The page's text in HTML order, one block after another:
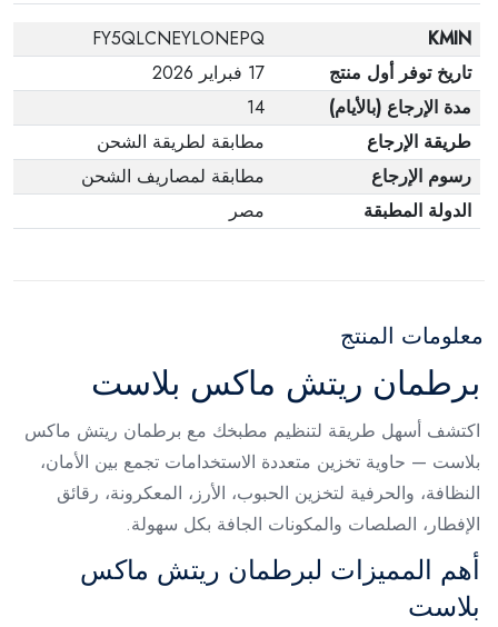
KMIN
FY5QLCNEYLONEPQ
تاريخ توفر أول منتج
17 فبراير 2026
مدة الإرجاع (بالأيام)
14
طريقة الإرجاع
مطابقة لطريقة الشحن
رسوم الإرجاع
مطابقة لمصاريف الشحن
الدولة المطبقة
مصر
معلومات المنتج
برطمان ريتش ماكس بلاست
اكتشف أسهل طريقة لتنظيم مطبخك مع برطمان ريتش ماكس
بلاست — حاوية تخزين متعددة الاستخدامات تجمع بين الأمان،
النظافة، والحرفية لتخزين الحبوب، الأرز، المعكرونة، رقائق
الإفطار، الصلصات والمكونات الجافة بكل سهولة.
أهم المميزات لبرطمان ريتش ماكس
بلاست